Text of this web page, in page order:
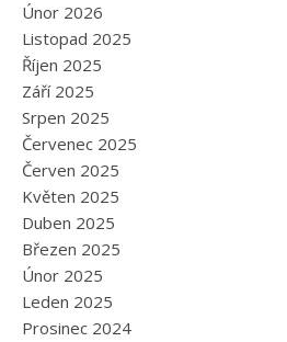
Únor 2026
Listopad 2025
Říjen 2025
Září 2025
Srpen 2025
Červenec 2025
Červen 2025
Květen 2025
Duben 2025
Březen 2025
Únor 2025
Leden 2025
Prosinec 2024